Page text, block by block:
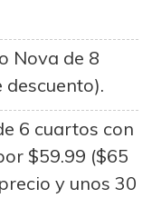
Nova de 8
6 cuartos con
$59.99 ($65
y unos 30